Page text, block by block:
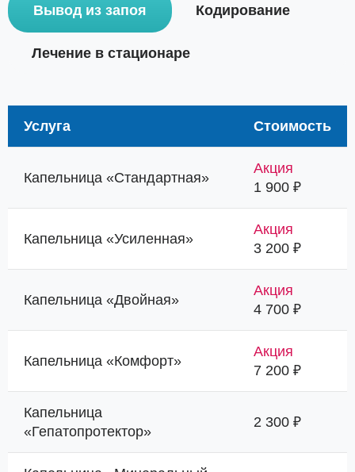
Вывод из запоя Кодирование
Лечение в стационаре
Услуга Стоимость
Капельница «Стандартная»
Акция
1 900 ₽
Капельница «Усиленная»
Акция
3 200 ₽
Капельница «Двойная»
Акция
4 700 ₽
Капельница «Комфорт»
Акция
7 200 ₽
Капельница
«Гепатопротектор»
2 300 ₽